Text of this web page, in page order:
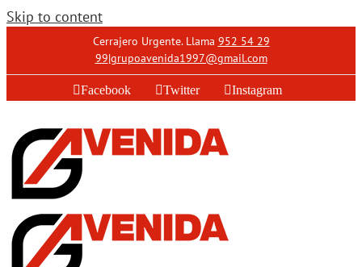
Skip to content
Cerrajero Urgente. Llama 952 54 29
99|grupoavenida1997@gmail.com
Facebook Twitter Instagram